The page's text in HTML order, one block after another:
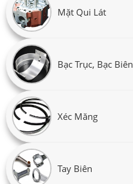
Mặt Qui Lát
Bạc Trục, Bạc Biên
Xéc Măng
Tay Biên